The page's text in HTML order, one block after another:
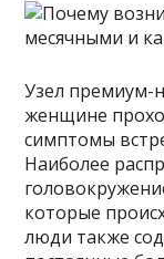
Узел премиум-
женщине
симптомы
Наиболее
которые
люди также